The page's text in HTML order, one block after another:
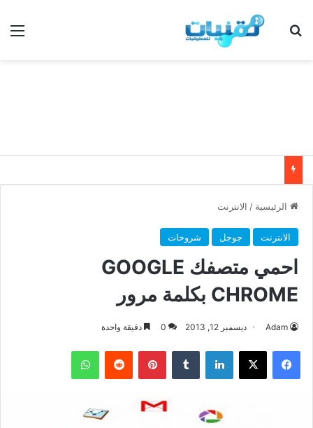
بحث عن
الرئيسية / الانترنت
الانترنت جوجل شروحات
احمي متصفك GOOGLE
CHROME بكلمة مرور
Adam ديسمبر 12, 2013 0 دقيقة واحدة
فيسبوك ‫X لينكدإن بينتيريست واتساب